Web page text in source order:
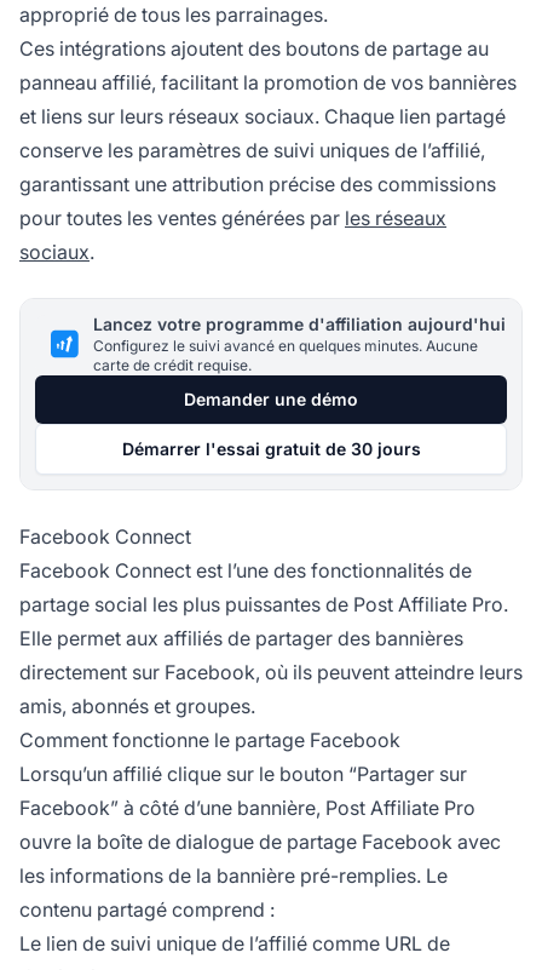
approprié de tous les parrainages.
Ces intégrations ajoutent des boutons de partage au
panneau affilié, facilitant la promotion de vos bannières
et liens sur leurs réseaux sociaux. Chaque lien partagé
conserve les paramètres de suivi uniques de l’affilié,
garantissant une attribution précise des commissions
pour toutes les ventes générées par les réseaux
sociaux.
Lancez votre programme d'affiliation aujourd'hui
Configurez le suivi avancé en quelques minutes. Aucune
carte de crédit requise.
Demander une démo
Démarrer l'essai gratuit de 30 jours
Facebook Connect
Facebook Connect est l’une des fonctionnalités de
partage social les plus puissantes de Post Affiliate Pro.
Elle permet aux affiliés de partager des bannières
directement sur Facebook, où ils peuvent atteindre leurs
amis, abonnés et groupes.
Comment fonctionne le partage Facebook
Lorsqu’un affilié clique sur le bouton “Partager sur
Facebook” à côté d’une bannière, Post Affiliate Pro
ouvre la boîte de dialogue de partage Facebook avec
les informations de la bannière pré-remplies. Le
contenu partagé comprend :
Le lien de suivi unique de l’affilié comme URL de